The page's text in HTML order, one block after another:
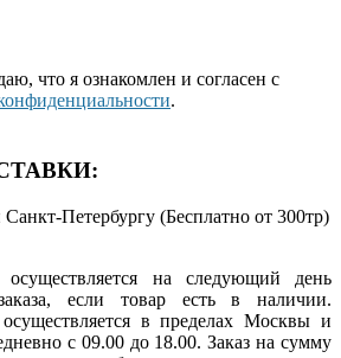
что я ознакомлен и согласен с
.
Петербургу (Бесплатно от 300тр)
осуществляется на следующий день
если товар есть в наличии.
осуществляется в пределах Москвы и
с 09.00 до 18.00. Заказ на сумму